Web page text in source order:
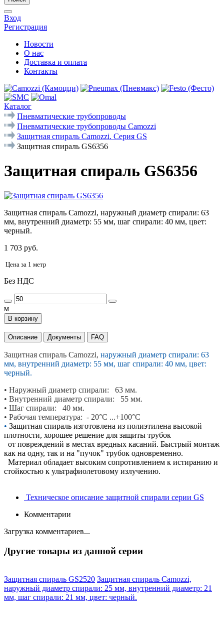
Вход
Регистрация
Новости
О нас
Доставка и оплата
Контакты
Каталог
Пневматические трубопроводы
Пневматические трубопроводы Camozzi
Защитная спираль Camozzi. Серия GS
Защитная спираль GS6356
Защитная спираль GS6356
Защитная спираль Camozzi, наружный диаметр спирали: 63
мм, внутренний диаметр: 55 мм, шаг спирали: 40 мм, цвет:
черный.
1 703 руб.
Цена за 1 метр
Без НДС
м
В корзину
Описание Документы FAQ
Защитная спираль Camozzi, наружный диаметр спирали: 63
мм, внутренний диаметр: 55 мм, шаг спирали: 40 мм, цвет:
черный.
• Наружный диаметр спирали: 63 мм.
• Внутренний диаметр спирали: 55 мм.
• Шаг спирали: 40 мм.
• Рабочая температура: - 20°С ...+100°С
• Защитная спираль изготовлена из полиэтилена высокой
плотности, хорошее решение для защиты трубок
от повреждений в местах вредных касаний. Быстрый монтаж
как на одну, так и на "пучок" трубок одновременно.
Материал обладает высоким сопротивлением к истиранию и
стойкостью к ультрафиолетовому излучению.
Техническое описание защитной спирали серии GS
Комментарии
Загрузка комментариев...
Другие товары из данной серии
Защитная спираль GS2520 Защитная спираль Camozzi,
наружный диаметр спирали: 25 мм, внутренний диаметр: 21
мм, шаг спирали: 21 мм, цвет: черный.